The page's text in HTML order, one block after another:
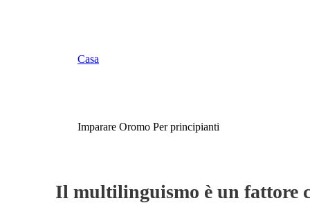
Casa
Imparare Oromo Per principianti
Il multilinguismo è un fattore